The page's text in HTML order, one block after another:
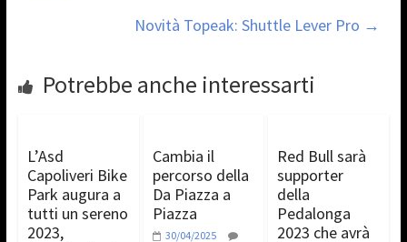
Novità Topeak: Shuttle Lever Pro →
Potrebbe anche interessarti
L’Asd
Capoliveri Bike
Park augura a
tutti un sereno
2023,
Cambia il
percorso della
Da Piazza a
Piazza
30/04/2025
Red Bull sarà
supporter
della
Pedalonga
2023 che avrà